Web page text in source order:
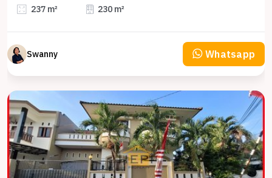
237 m² 230 m²
Swanny Whatsapp